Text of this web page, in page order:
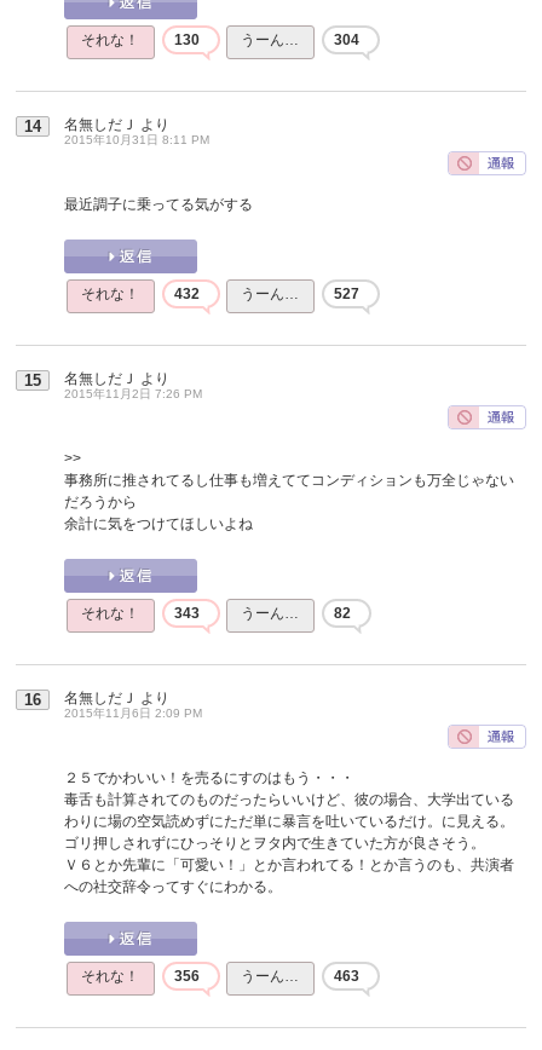
それな！ 130 うーん… 304
14 名無しだＪ より
2015年10月31日 8:11 PM
最近調子に乗ってる気がする
それな！ 432 うーん… 527
15 名無しだＪ より
2015年11月2日 7:26 PM
>>
事務所に推されてるし仕事も増えててコンディションも万全じゃない
だろうから
余計に気をつけてほしいよね
それな！ 343 うーん… 82
16 名無しだＪ より
2015年11月6日 2:09 PM
２５でかわいい！を売るにすのはもう・・・
毒舌も計算されてのものだったらいいけど、彼の場合、大学出ている
わりに場の空気読めずにただ単に暴言を吐いているだけ。に見える。
ゴリ押しされずにひっそりとヲタ内で生きていた方が良さそう。
Ｖ６とか先輩に「可愛い！」とか言われてる！とか言うのも、共演者
への社交辞令ってすぐにわかる。
それな！ 356 うーん… 463